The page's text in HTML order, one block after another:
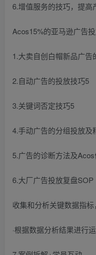
6.增值服务的技巧，提高
Acos15%的亚马逊广告
1.大卖自创白帽新品广
2.自动广告的投放技巧5
3.关键词否定技巧5
4.手动广告的分组投放及
5.广告的诊断方法及
6.大厂广告投放复盘SOP
收集和分析关键数据指
·根据数据分析结果进行